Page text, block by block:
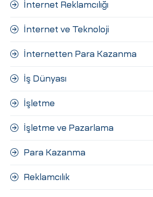
İnternet Reklamcılığı
İnternet ve Teknoloji
İnternetten Para Kazanma
İş Dünyası
İşletme
İşletme ve Pazarlama
Para Kazanma
Reklamcılık